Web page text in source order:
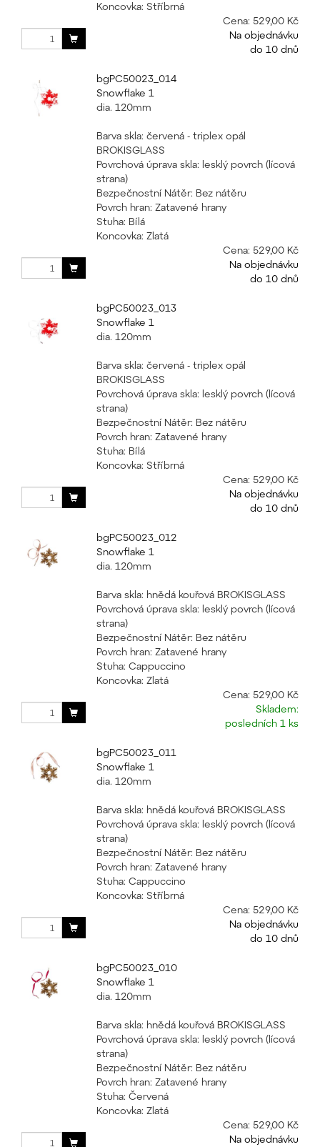
Koncovka: Stříbrná
Cena: 529,00 Kč
Na objednávku
do 10 dnů
bgPC50023_014
Snowflake 1
dia. 120mm
Barva skla: červená - triplex opál
BROKISGLASS
Povrchová úprava skla: lesklý povrch (lícová
strana)
Bezpečnostní Nátěr: Bez nátěru
Povrch hran: Zatavené hrany
Stuha: Bílá
Koncovka: Zlatá
Cena: 529,00 Kč
Na objednávku
do 10 dnů
bgPC50023_013
Snowflake 1
dia. 120mm
Barva skla: červená - triplex opál
BROKISGLASS
Povrchová úprava skla: lesklý povrch (lícová
strana)
Bezpečnostní Nátěr: Bez nátěru
Povrch hran: Zatavené hrany
Stuha: Bílá
Koncovka: Stříbrná
Cena: 529,00 Kč
Na objednávku
do 10 dnů
bgPC50023_012
Snowflake 1
dia. 120mm
Barva skla: hnědá kouřová BROKISGLASS
Povrchová úprava skla: lesklý povrch (lícová
strana)
Bezpečnostní Nátěr: Bez nátěru
Povrch hran: Zatavené hrany
Stuha: Cappuccino
Koncovka: Zlatá
Cena: 529,00 Kč
Skladem:
posledních 1 ks
bgPC50023_011
Snowflake 1
dia. 120mm
Barva skla: hnědá kouřová BROKISGLASS
Povrchová úprava skla: lesklý povrch (lícová
strana)
Bezpečnostní Nátěr: Bez nátěru
Povrch hran: Zatavené hrany
Stuha: Cappuccino
Koncovka: Stříbrná
Cena: 529,00 Kč
Na objednávku
do 10 dnů
bgPC50023_010
Snowflake 1
dia. 120mm
Barva skla: hnědá kouřová BROKISGLASS
Povrchová úprava skla: lesklý povrch (lícová
strana)
Bezpečnostní Nátěr: Bez nátěru
Povrch hran: Zatavené hrany
Stuha: Červená
Koncovka: Zlatá
Cena: 529,00 Kč
Na objednávku